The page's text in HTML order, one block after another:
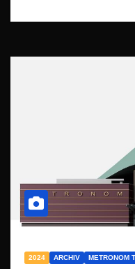
2024 ARCHIV METRONOM